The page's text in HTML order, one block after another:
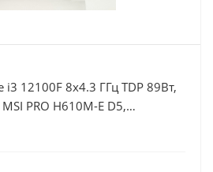
i3 12100F 8x4.3 ГГц TDP 89Вт,
PRO H610M-E D5,
16Гб, Память DDR5 32Gb,